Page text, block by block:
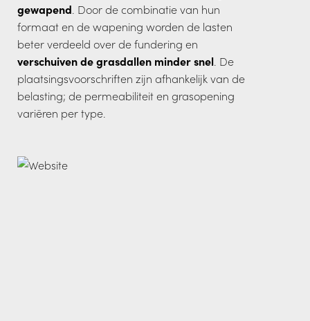
gewapend . Door de combinatie van hun
formaat en de wapening worden de lasten
beter verdeeld over de fundering en
verschuiven de grasdallen minder snel . De
plaatsingsvoorschriften zijn afhankelijk van de
belasting; de permeabiliteit en grasopening
variëren per type.